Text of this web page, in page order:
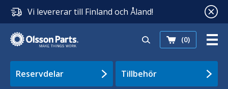
Vi levererar till Finland och Åland!
(0)
Reservdelar Tillbehör